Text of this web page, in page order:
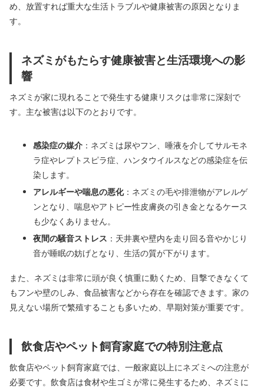
め、放置すれば重大な生活トラブルや健康被害の原因となりま
す。
ネズミがもたらす健康被害と生活環境への影
響
ネズミが家に現れることで発生する健康リスクは非常に深刻で
す。主な被害は以下のとおりです。
感染症の媒介 ：ネズミは尿やフン、唾液を介してサルモネ
ラ症やレプトスピラ症、ハンタウイルスなどの感染症を伝
染します。
アレルギーや喘息の悪化：ネズミの毛や排泄物がアレルゲ
ンとなり、喘息やアトピー性皮膚炎の引き金となるケース
も少なくありません。
夜間の騒音ストレス ：天井裏や壁内を走り回る音やかじり
音が睡眠の妨げとなり、生活の質が下がります。
また、ネズミは非常に頭が良く慎重に動くため、目撃できなくて
もフンや壁のしみ、食品被害などから存在を確認できます。家の
見えない場所で繁殖することも多いため、早期対策が重要です。
飲食店やペット飼育家庭での特別注意点
飲食店やペット飼育家庭では、一般家庭以上にネズミへの注意が
必要です。飲食店は食材や生ゴミが常に発生するため、ネズミに